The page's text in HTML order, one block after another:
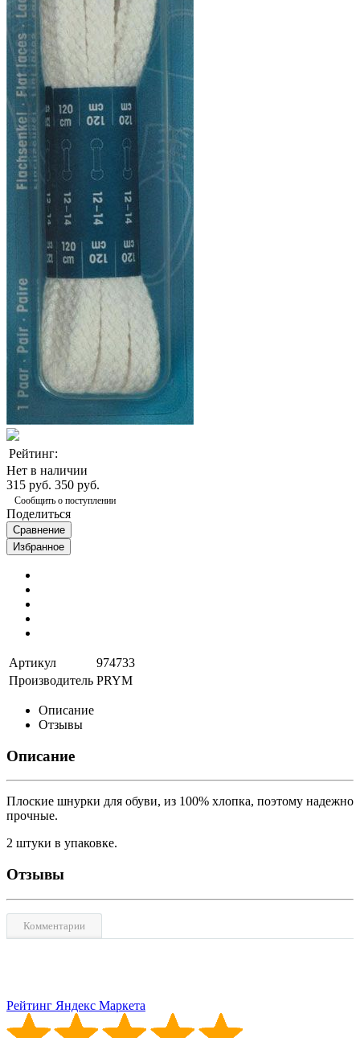
Рейтинг:
Нет в наличии
315 руб. 350 руб.
Сообщить о поступлении
Поделиться
Сравнение
Избранное
Артикул
974733
Производитель PRYM
Описание
Отзывы
Описание
Плоские шнурки для обуви, из 100% хлопка, поэтому надежно
прочные.
2 штуки в упаковке.
Отзывы
Комментарии
Рейтинг Яндекс Маркета